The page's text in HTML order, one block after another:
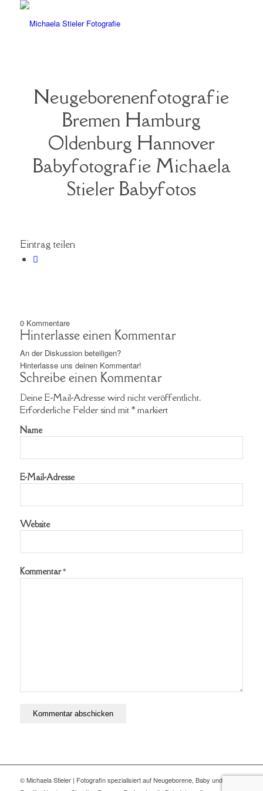
Neugeborenenfotografie
Bremen Hamburg
Oldenburg Hannover
Babyfotografie Michaela
Stieler Babyfotos
Eintrag teilen
0 Kommentare
Hinterlasse einen Kommentar
An der Diskussion beteiligen?
Hinterlasse uns deinen Kommentar!
Schreibe einen Kommentar
Deine E-Mail-Adresse wird nicht veröffentlicht.
Erforderliche Felder sind mit *markiert
Name
E-Mail-Adresse
Website
Kommentar*
© Michaela Stieler | Fotografin spezialisiert auf Neugeborene, Baby und